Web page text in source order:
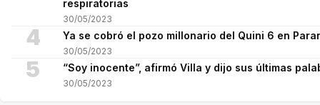
respiratorias
30/05/2023
4 Ya se cobró el pozo millonario del Quini 6 en
30/05/2023
5 “Soy inocente”, afirmó Villa y dijo sus últimas
30/05/2023